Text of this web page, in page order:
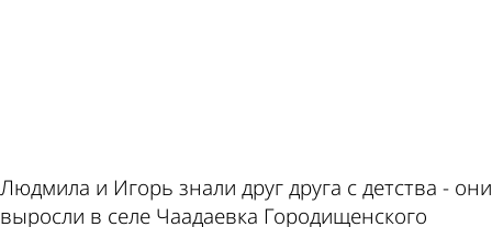
Людмила и Игорь знали друг друга с детства - они
выросли в селе Чаадаевка Городищенского